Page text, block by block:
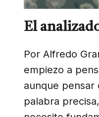
El
Por Alfredo
empiezo a
aunque pensar
palabra